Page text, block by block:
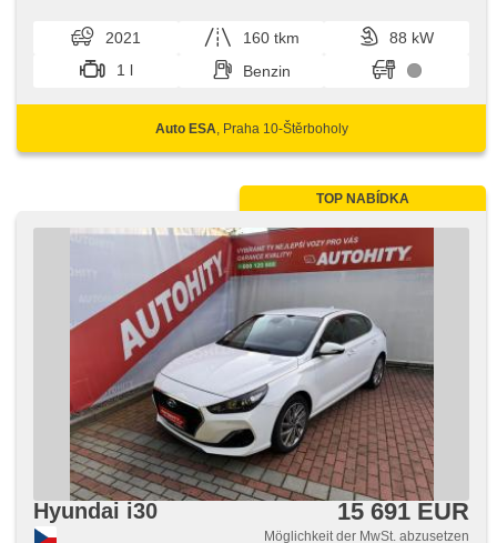
LED, ABS, Antriebsschlupfregelung (ASR), isofix,
samostmívací zrcátka, Beifahrerairbagdeaktivierung
2021 160 tkm
88 kW
1 l
Benzin
Auto ESA , Praha 10-Štěrboholy
TOP NABÍDKA
Hyundai i30 15 691 EUR
Möglichkeit der MwSt. abzusetzen